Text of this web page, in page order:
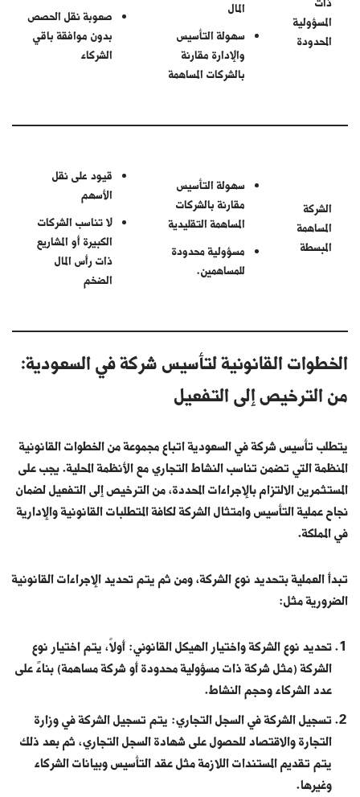
المسؤولية
المحدودة
المال
سهولة التأسيس
والإدارة مقارنة
بالشركات المساهمة
صعوبة نقل الحصص
بدون موافقة باقي
الشركاء
الشركة
المساهمة
المبسطة
سهولة التأسيس
مقارنة بالشركات
المساهمة التقليدية
مسؤولية محدودة
للمساهمين.
قيود على نقل
الأسهم
لا تناسب الشركات
الكبيرة أو المشاريع
ذات رأس المال
الضخم
الخطوات القانونية لتأسيس شركة في السعودية:
من الترخيص إلى التفعيل
يتطلب تأسيس شركة في السعودية اتباع مجموعة من الخطوات القانونية
المنظمة التي تضمن تناسب النشاط التجاري مع الأنظمة المحلية. يجب على
المستثمرين الالتزام بالإجراءات المحددة، من الترخيص إلى التفعيل لضمان
نجاح عملية التأسيس وامتثال الشركة لكافة المتطلبات القانونية والإدارية
في المملكة.
تبدأ العملية بتحديد نوع الشركة، ومن ثم يتم تحديد الإجراءات القانونية
الضرورية مثل:
تحديد نوع الشركة واختيار الهيكل القانوني: أولاً، يتم اختيار نوع
الشركة (مثل شركة ذات مسؤولية محدودة أو شركة مساهمة) بناءً على
عدد الشركاء وحجم النشاط.
تسجيل الشركة في السجل التجاري: يتم تسجيل الشركة في وزارة
التجارة والاقتصاد للحصول على شهادة السجل التجاري، ثم بعد ذلك
يتم تقديم المستندات اللازمة مثل عقد التأسيس وبيانات الشركاء
وغيرها.